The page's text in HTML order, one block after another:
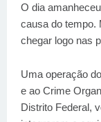
O dia
causa do tempo.
chegar logo nas
Uma operação
e ao Crime
Distrito Federal,